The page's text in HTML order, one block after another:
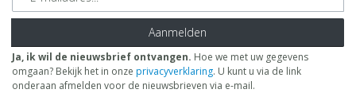
Aanmelden
Ja, ik wil de nieuwsbrief ontvangen. Hoe we met uw gegevens
omgaan? Bekijk het in onze privacyverklaring. U kunt u via de link
onderaan afmelden voor de nieuwsbrieven via e-mail.